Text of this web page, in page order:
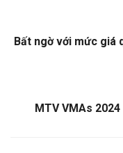
Bất ngờ với mức giá
MTV VMAs